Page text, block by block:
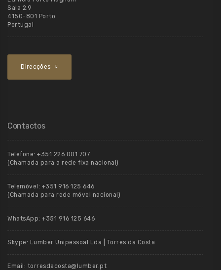
Sala 2.9
4150-801 Porto
Portugal
Direcções
Contactos
Telefone: +351 226 001 707
(Chamada para a rede fixa nacional)
Telemóvel: +351 916 125 646
(Chamada para rede móvel nacional)
WhatsApp: +351 916 125 646
Skype: Lumber Unipessoal Lda | Torres da Costa
Email: torresdacosta@lumber.pt